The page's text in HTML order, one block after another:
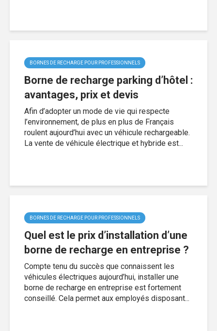
BORNES DE RECHARGE POUR PROFESSIONNELS
Borne de recharge parking d’hôtel :
avantages, prix et devis
Afin d’adopter un mode de vie qui respecte
l’environnement, de plus en plus de Français
roulent aujourd’hui avec un véhicule rechargeable.
La vente de véhicule électrique et hybride est...
BORNES DE RECHARGE POUR PROFESSIONNELS
Quel est le prix d’installation d’une
borne de recharge en entreprise ?
Compte tenu du succès que connaissent les
véhicules électriques aujourd’hui, installer une
borne de recharge en entreprise est fortement
conseillé. Cela permet aux employés disposant...